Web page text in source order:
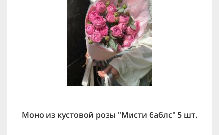
Моно из кустовой розы "Мисти баблс" 5 шт.